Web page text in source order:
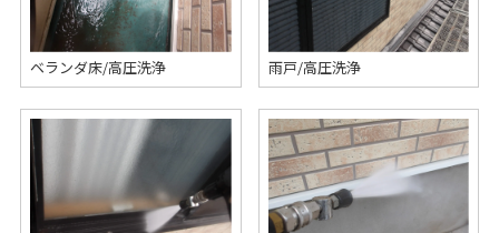
ベランダ床/高圧洗浄 雨戸/高圧洗浄